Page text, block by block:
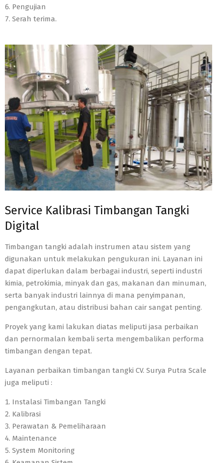
Pengujian
Serah terima.
Service Kalibrasi Timbangan Tangki
Digital
Timbangan tangki adalah instrumen atau sistem yang
digunakan untuk melakukan pengukuran ini. Layanan ini
dapat diperlukan dalam berbagai industri, seperti industri
kimia, petrokimia, minyak dan gas, makanan dan minuman,
serta banyak industri lainnya di mana penyimpanan,
pengangkutan, atau distribusi bahan cair sangat penting.
Proyek yang kami lakukan diatas meliputi jasa perbaikan
dan pernormalan kembali serta mengembalikan performa
timbangan dengan tepat.
Layanan perbaikan timbangan tangki CV. Surya Putra Scale
juga meliputi :
Instalasi Timbangan Tangki
Kalibrasi
Perawatan & Pemeliharaan
Maintenance
System Monitoring